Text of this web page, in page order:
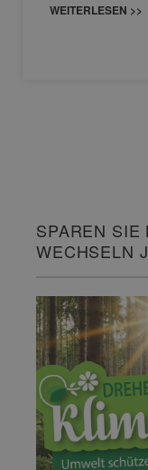
WEITERLESEN >>
SPAREN SIE
WECHSELN